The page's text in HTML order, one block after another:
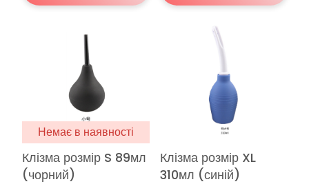
Немає в наявності
Клізма розмір S 89мл
(чорний)
Клізма розмір XL
310мл (синій)